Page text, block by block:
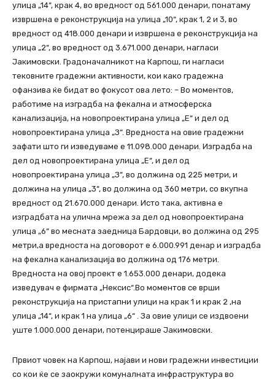
улица „14“, крак 4, во вредност од 561.000 денари, понатаму
извршена е реконструкција на улица „10“, крак 1, 2 и 3, во
вредност од 418.000 денари и извршена е реконструкција на
улица „2“, во вредност од 3.671.000 денари, нагласи
Јакимовски. Градоначалникот на Карпош, ги нагласи
тековните градежни активности, кои како градежна
офанзива ќе бидат во фокусот ова лето: – Во моментов,
работиме на изградба на фекална и атмосферска
канализација, на новопроектирана улица „Е“ и дел од
новопроектирана улица „З“. Вредноста на овие градежни
зафати што ги изведуваме е 11.098.000 денари. Изградба на
дел од новопроектирана улица „Е“, и дел од
новопроектирана улица „З“, во должина од 225 метри, и
должина на улица „3“, во должина од 360 метри, со вкупна
вредност од 21.670.000 денари. Исто така, активна е
изградбата на улична мрежа за дел од новопроектирана
улица „6“ во месната заедница Бардовци, во должина од 295
метри,а вредноста на договорот е 6.000.991 денар и изградба
на фекална канализација во должина од 176 метри.
Вредноста на овој проект е 1.653.000 денари, додека
изведувач е фирмата „Нексис“.Во моментов се врши
реконструкција на пристапни улици на крак 1 и крак 2 ,на
улица „14“, и крак 1 на улица „6“ . За овие улици се издвоени
уште 1.000.000 денари, потенцираше Јакимовски.
Првиот човек на Карпош, најави и нови градежни инвестиции
со кои ќе се заокружи комуналната инфраструктура во